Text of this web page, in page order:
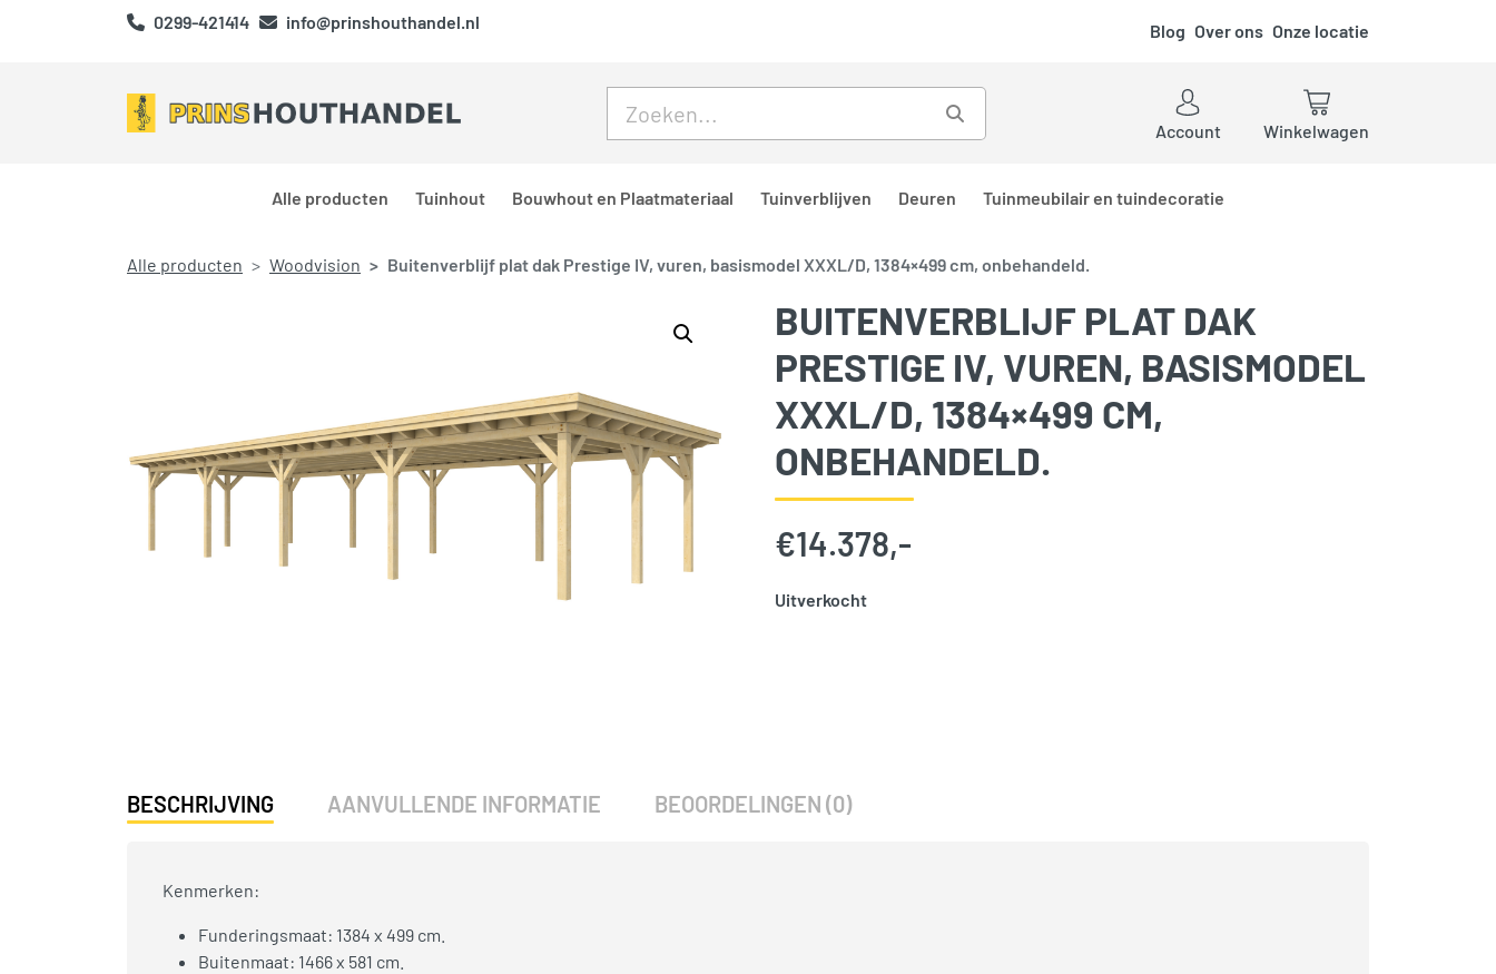
0299-421414 info@prinshouthandel.nl Blog Over ons Onze locatie
Account
Winkelwagen
Alle producten Tuinhout Bouwhout en Plaatmateriaal Tuinverblijven Deuren Tuinmeubilair en tuindecoratie
Alle producten Woodvision Buitenverblijf plat dak Prestige IV, vuren, basismodel XXXL/D, 1384×499 cm, onbehandeld.
BUITENVERBLIJF PLAT DAK
PRESTIGE IV, VUREN, BASISMODEL
XXXL/D, 1384×499 CM,
ONBEHANDELD.
€14.378,-
Uitverkocht
BESCHRIJVING AANVULLENDE INFORMATIE BEOORDELINGEN (0)
Kenmerken:
Funderingsmaat: 1384 x 499 cm.
Buitenmaat: 1466 x 581 cm.